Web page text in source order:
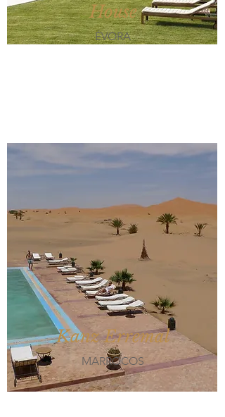
House
ÉVORA
Kanz Erremal
MARROCOS